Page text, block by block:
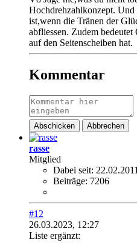
Hochdrehzahlkonzept.
ist,wenn die Tränen der
abfliessen. Zudem
auf den Seitenscheiben hat.
Kommentar
Abschicken Abbrechen
rasse
Mitglied
Dabei seit: 22.02.2011
Beiträge: 7206
#12
26.03.2023, 12:27
Liste ergänzt: